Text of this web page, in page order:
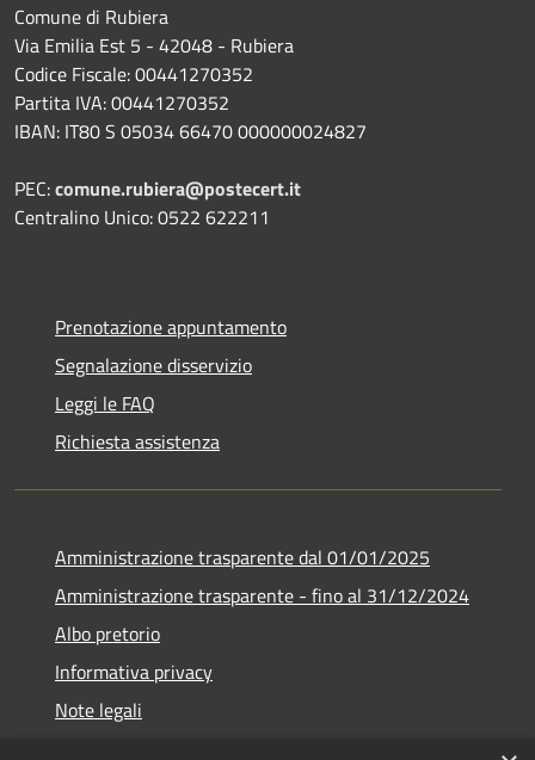
Comune di Rubiera
Via Emilia Est 5 - 42048 - Rubiera
Codice Fiscale: 00441270352
Partita IVA: 00441270352
IBAN: IT80 S 05034 66470 000000024827
PEC:comune.rubiera@postecert.it
Centralino Unico: 0522 622211
Prenotazione appuntamento
Segnalazione disservizio
Leggi le FAQ
Richiesta assistenza
Amministrazione trasparente dal 01/01/2025
Amministrazione trasparente - fino al 31/12/2024
Albo pretorio
Informativa privacy
Note legali